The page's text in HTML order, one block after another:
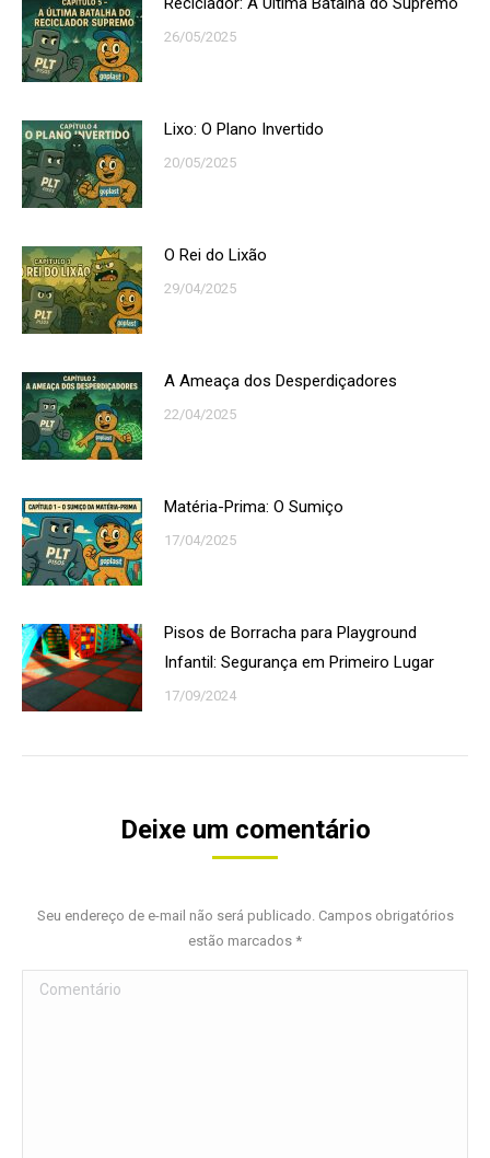
26/05/2025
Lixo: O Plano Invertido
20/05/2025
O Rei do Lixão
29/04/2025
A Ameaça dos Desperdiçadores
22/04/2025
Matéria-Prima: O Sumiço
17/04/2025
Pisos de Borracha para Playground
Infantil: Segurança em Primeiro Lugar
17/09/2024
Deixe um comentário
Seu endereço de e-mail não será publicado. Campos obrigatórios
estão marcados *
Comentário